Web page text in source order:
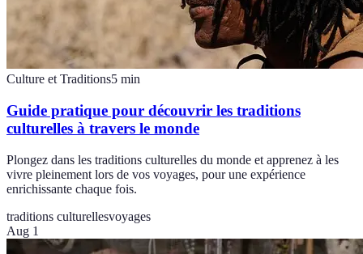
Culture et Traditions5 min
Guide pratique pour découvrir les traditions
culturelles à travers le monde
Plongez dans les traditions culturelles du monde et apprenez à les
vivre pleinement lors de vos voyages, pour une expérience
enrichissante chaque fois.
traditions culturellesvoyages
Aug 1